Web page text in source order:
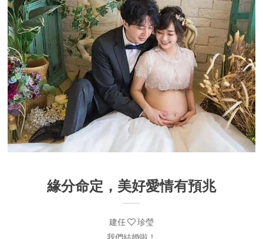
緣分命定，美好愛情有預兆
建任
珍瑩